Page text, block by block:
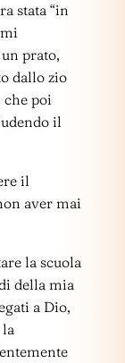
stata “in
prato,
dallo zio
che poi
il
il
aver mai
la scuola
della mia
a Dio,